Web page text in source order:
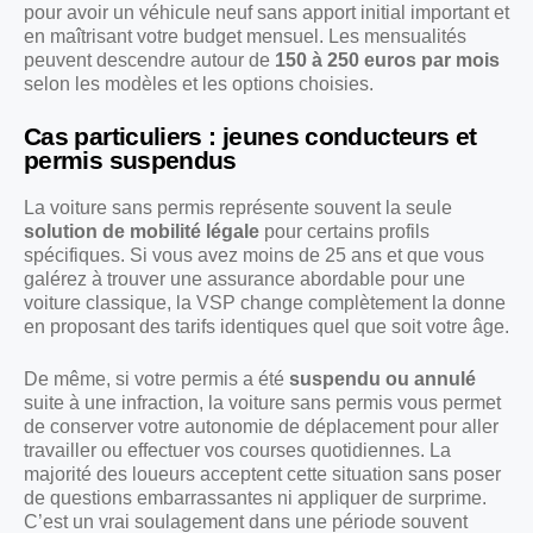
pour avoir un véhicule neuf sans apport initial important et
en maîtrisant votre budget mensuel. Les mensualités
peuvent descendre autour de 150 à 250 euros par mois
selon les modèles et les options choisies.
Cas particuliers : jeunes conducteurs et
permis suspendus
La voiture sans permis représente souvent la seule
solution de mobilité légale pour certains profils
spécifiques. Si vous avez moins de 25 ans et que vous
galérez à trouver une assurance abordable pour une
voiture classique, la VSP change complètement la donne
en proposant des tarifs identiques quel que soit votre âge.
De même, si votre permis a été suspendu ou annulé
suite à une infraction, la voiture sans permis vous permet
de conserver votre autonomie de déplacement pour aller
travailler ou effectuer vos courses quotidiennes. La
majorité des loueurs acceptent cette situation sans poser
de questions embarrassantes ni appliquer de surprime.
C’est un vrai soulagement dans une période souvent